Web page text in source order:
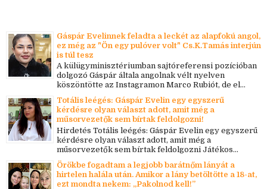
Gáspár Evelinnek feladta a leckét az alapfokú angol,
ez még az "Ön egy pulóver volt" Cs.K.Tamás interjún
is túl tesz
A külügyminisztériumban sajtóreferensi pozícióban
dolgozó Gáspár általa angolnak vélt nyelven
köszöntötte az Instagramon Marco Rubiót, de el...
Totális leégés: Gáspár Evelin egy egyszerű
kérdésre olyan választ adott, amit még a
műsorvezetők sem bírtak feldolgozni!
Hirdetés Totális leégés: Gáspár Evelin egy egyszerű
kérdésre olyan választ adott, amit még a
műsorvezetők sem bírtak feldolgozni Játékos...
Örökbe fogadtam a legjobb barátnőm lányát a
hirtelen halála után. Amikor a lány betöltötte a 18-at,
ezt mondta nekem: „Pakolnod kell!”